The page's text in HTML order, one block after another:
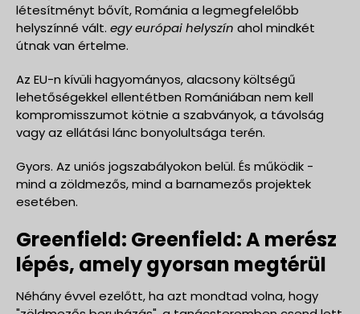
létesítményt bővít, Románia a legmegfelelőbb
helyszínné vált. egy európai helyszín ahol mindkét
útnak van értelme.
Az EU-n kívüli hagyományos, alacsony költségű
lehetőségekkel ellentétben Romániában nem kell
kompromisszumot kötnie a szabványok, a távolság
vagy az ellátási lánc bonyolultsága terén.
Gyors. Az uniós jogszabályokon belül. És működik -
mind a zöldmezős, mind a barnamezős projektek
esetében.
Greenfield: Greenfield: A merész
lépés, amely gyorsan megtérül
Néhány évvel ezelőtt, ha azt mondtad volna, hogy